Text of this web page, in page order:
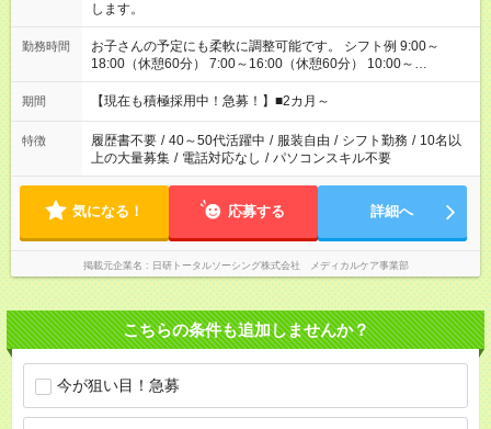
します。
勤務時間
お子さんの予定にも柔軟に調整可能です。 シフト例 9:00～
18:00（休憩60分） 7:00～16:00（休憩60分） 10:00～
19:00（休憩60分） ※Wワーク希望の方へ 今ご覧のお仕事で希
望する勤務時間と、もう1つのお仕事の勤務時間の合計が 週40
期間 【現在も積極採用中！急募！】■2カ月～
特徴 履歴書不要 / 40～50代活躍中 / 服装自由 / シフト勤務 / 10名以
上の大量募集 / 電話対応なし / パソコンスキル不要
気になる！ 応募する 詳細へ
掲載元企業名 日研トータルソーシング株式会社 メディカルケア事業部
こちらの条件も追加しませんか？
今が狙い目！急募